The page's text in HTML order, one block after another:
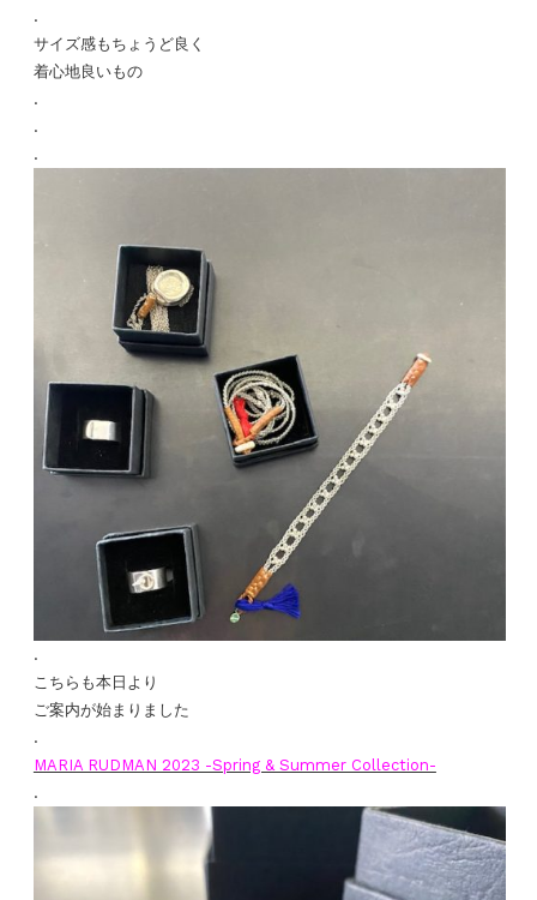
.
サイズ感もちょうど良く
着心地良いもの
.
.
.
.
こちらも本日より
ご案内が始まりました
.
MARIA RUDMAN 2023 -Spring & Summer Collection-
.